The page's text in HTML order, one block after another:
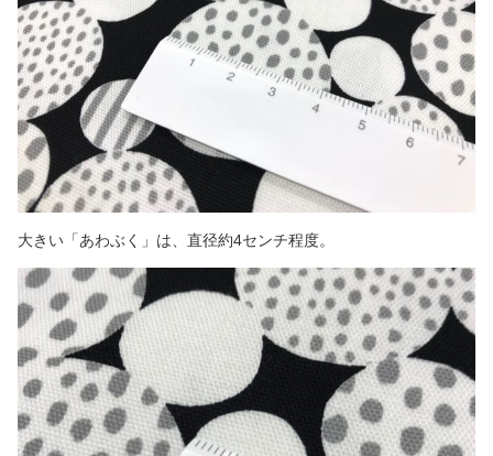
大きい「あわぶく」は、直径約4センチ程度。